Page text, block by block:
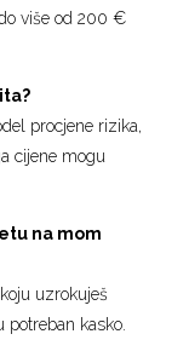
više od 200 €
procjene rizika,
cijene mogu
na mom
uzrokuješ
kasko.